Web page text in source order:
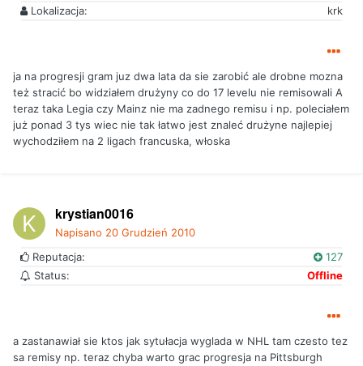
Lokalizacja:
krk
ja na progresji gram juz dwa lata da sie zarobić ale drobne mozna
też stracić bo widziałem drużyny co do 17 levelu nie remisowali A
teraz taka Legia czy Mainz nie ma zadnego remisu i np. poleciałem
już ponad 3 tys wiec nie tak łatwo jest znaleć drużyne najlepiej
wychodziłem na 2 ligach francuska, włoska
krystian0016
Napisano 20 Grudzień 2010
Reputacja:
127
Status:
Offline
a zastanawiał sie ktos jak sytułacja wyglada w NHL tam czesto tez
sa remisy np. teraz chyba warto grac progresja na Pittsburgh